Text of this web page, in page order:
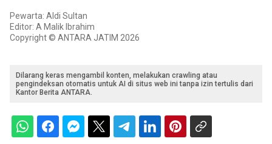
Pewarta: Aldi Sultan
Editor: A Malik Ibrahim
Copyright © ANTARA JATIM 2026
Dilarang keras mengambil konten, melakukan crawling atau
pengindeksan otomatis untuk AI di situs web ini tanpa izin tertulis dari
Kantor Berita ANTARA.